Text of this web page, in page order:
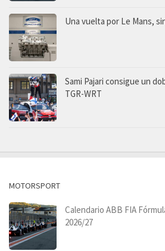
Una vuelta por Le Mans,
Sami Pajari consigue un
TGR-WRT
MOTORSPORT
Calendario ABB FIA
2026/27